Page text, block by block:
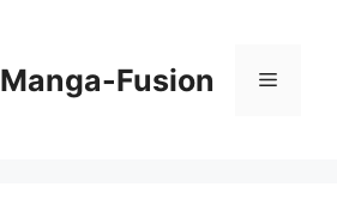
Manga-Fusion Menu